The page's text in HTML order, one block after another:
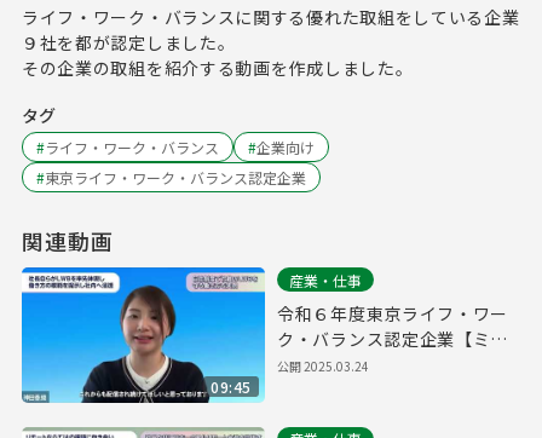
ライフ・ワーク・バランスに関する優れた取組をしている企業
９社を都が認定しました。
その企業の取組を紹介する動画を作成しました。
タグ
#ライフ・ワーク・バランス #企業向け
#東京ライフ・ワーク・バランス認定企業
関連動画
09:45
産業・仕事
令和６年度東京ライフ・ワー
ク・バランス認定企業【ミラ
イウェブ株式会社】
公開2025.03.24